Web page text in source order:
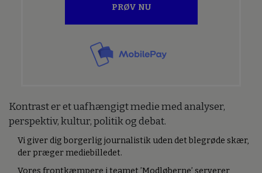
PRØV NU
Kontrast er et uafhængigt medie med analyser,
perspektiv, kultur, politik og debat.
Vi giver dig borgerlig journalistik uden det blegrøde skær,
der præger mediebilledet.
Vores frontkæmpere i teamet ’Modløberne’ serverer